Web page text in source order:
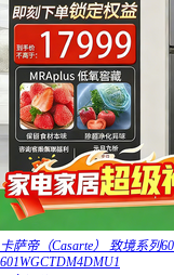
卡萨帝（Casarte） 致境系列
601WGCTDM4DMU1